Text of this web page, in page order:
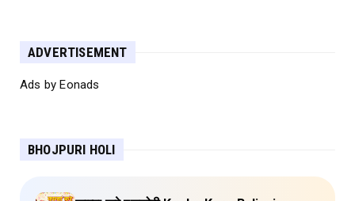
ADVERTISEMENT
Ads by Eonads
BHOJPURI HOLI